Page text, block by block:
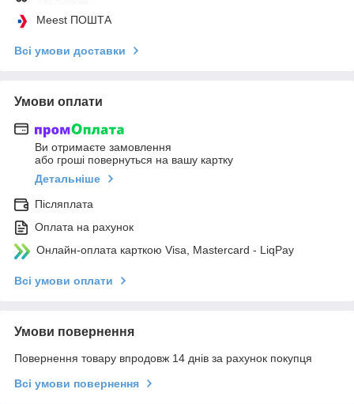
Meest ПОШТА
Всі умови доставки
Умови оплати
Ви отримаєте замовлення
або гроші повернуться на вашу картку
Детальніше
Післяплата
Оплата на рахунок
Онлайн-оплата карткою Visa, Mastercard - LiqPay
Всі умови оплати
Умови повернення
Повернення товару впродовж 14 днів за рахунок покупця
Всі умови повернення